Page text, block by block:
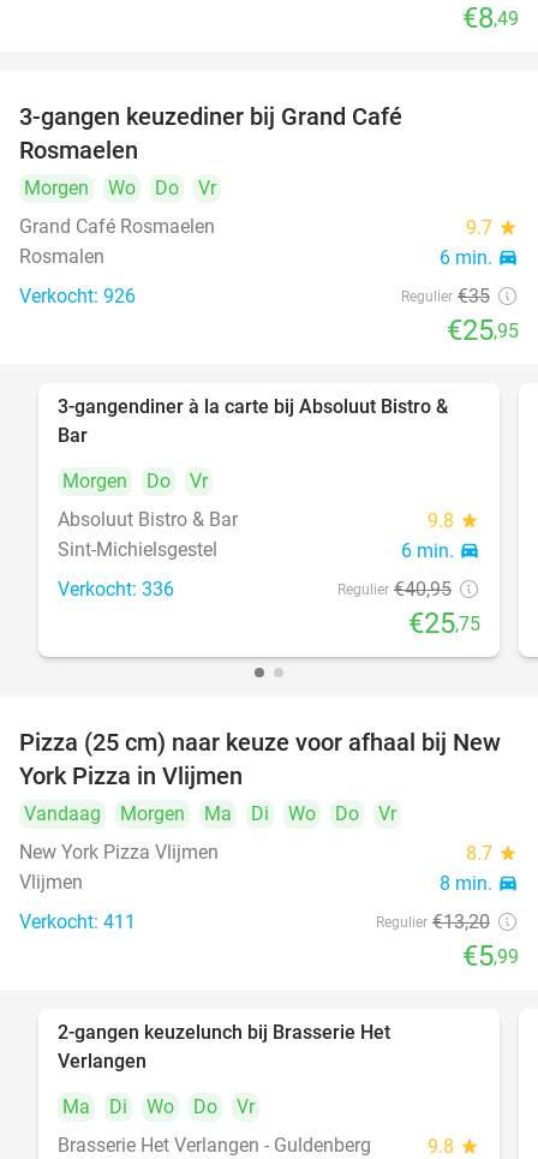
€8,49
3-gangen keuzediner bij Grand Café
Rosmaelen
Morgen Wo Do
Vr
Grand Café Rosmaelen
9.7 star
Rosmalen 6 min. directions_car
Verkocht: 926 Regulier €35
€25,95
37%
3-gangendiner à la carte bij Absoluut Bistro &
Bar
Morgen
Do
Vr
Absoluut Bistro & Bar
9.8 star
Sint-Michielsgestel 6 min. directions_car
Verkocht: 336 Regulier €40,95
€25,75
55%
Pizza (25 cm) naar keuze voor afhaal bij New
York Pizza in Vlijmen
Vandaag Morgen Ma Di Wo Do
Vr
New York Pizza Vlijmen
8.7 star
Vlijmen 8 min. directions_car
Verkocht: 411 Regulier €13,20
€5,99
2-gangen keuzelunch bij Brasserie Het
Verlangen
Ma
Di Wo Do
Vr
Brasserie Het Verlangen - Guldenberg
9.8 star